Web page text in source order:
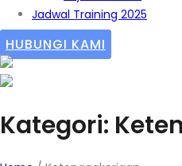
Jadwal Training 2025
HUBUNGI KAMI
Kategori: